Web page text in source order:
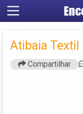
Atibaia Textil
Compartilhar